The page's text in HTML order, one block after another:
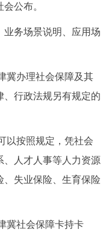
公布。
务场景说明、应用场
办理社会保障及其
行政法规另有规定的
按照规定，凭社会
、人才人事等人力资源
、失业保险、生育保险
社会保障卡持卡